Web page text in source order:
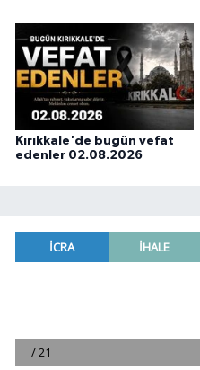
Kırıkkale'de bugün vefat
edenler 02.08.2026